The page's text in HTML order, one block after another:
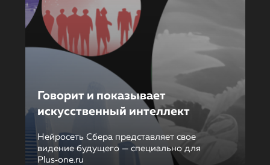
Говорит и показывает
искусственный интеллект
Нейросеть Сбера представляет свое
видение будущего — специально для
Plus‑one.ru